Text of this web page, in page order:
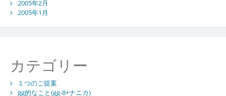
2005年2月
2005年1月
カテゴリー
１つのご提案
gg的なこと(gg-8+ナニカ)